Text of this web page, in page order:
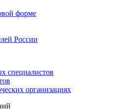
форме
России
специалистов
организациях